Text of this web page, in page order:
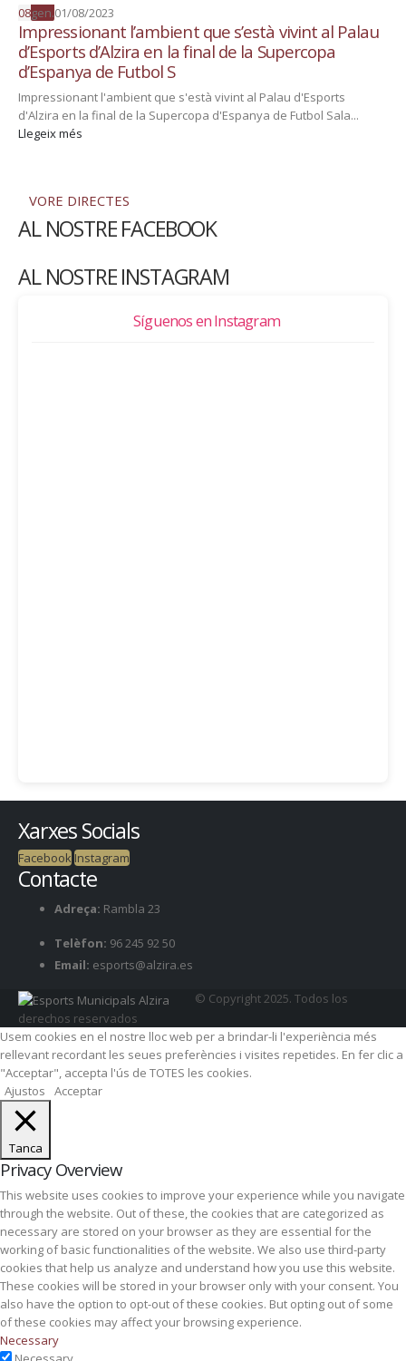
08gen.01/08/2023
Impressionant l’ambient que s’està vivint al Palau
d’Esports d’Alzira en la final de la Supercopa
d’Espanya de Futbol S
Impressionant l'ambient que s'està vivint al Palau d'Esports
d'Alzira en la final de la Supercopa d'Espanya de Futbol Sala...
Llegeix més
VORE DIRECTES
AL NOSTRE FACEBOOK
AL NOSTRE INSTAGRAM
Síguenos en Instagram
Xarxes Socials
FacebookInstagram
Contacte
Adreça: Rambla 23
Telèfon: 96 245 92 50
Email: esports@alzira.es
© Copyright 2025. Todos los
derechos reservados
Usem cookies en el nostre lloc web per a brindar-li l'experiència més
rellevant recordant les seues preferències i visites repetides. En fer clic a
"Acceptar", accepta l'ús de TOTES les cookies.
Ajustos
Acceptar
Tanca
Privacy Overview
This website uses cookies to improve your experience while you navigate
through the website. Out of these, the cookies that are categorized as
necessary are stored on your browser as they are essential for the
working of basic functionalities of the website. We also use third-party
cookies that help us analyze and understand how you use this website.
These cookies will be stored in your browser only with your consent. You
also have the option to opt-out of these cookies. But opting out of some
of these cookies may affect your browsing experience.
Necessary